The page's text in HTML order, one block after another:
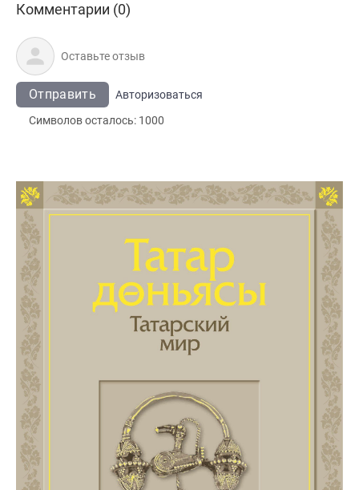
Комментарии (0)
Отправить
Авторизоваться
Символов осталось: 1000